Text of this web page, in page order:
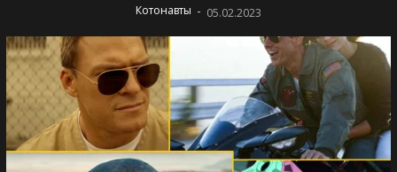
Котонавты - 05.02.2023